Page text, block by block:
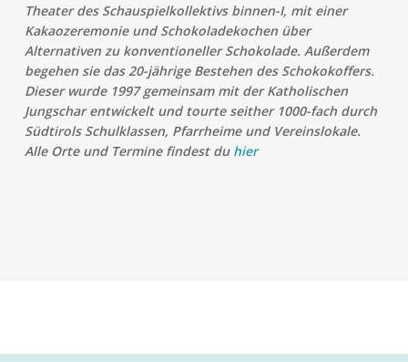
Theater des Schauspielkollektivs binnen-I, mit einer
Kakaozeremonie und Schokoladekochen über
Alternativen zu konventioneller Schokolade. Außerdem
begehen sie das 20-jährige Bestehen des Schokokoffers.
Dieser wurde 1997 gemeinsam mit der Katholischen
Jungschar entwickelt und tourte seither 1000-fach durch
Südtirols Schulklassen, Pfarrheime und Vereinslokale.
Alle Orte und Termine findest du hier